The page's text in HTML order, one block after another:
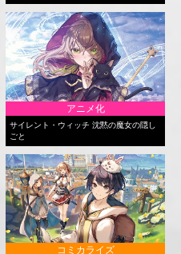
アニメ化
サイレント・ウィッチ 沈黙の魔女の隠し
ごと
コミカライズ